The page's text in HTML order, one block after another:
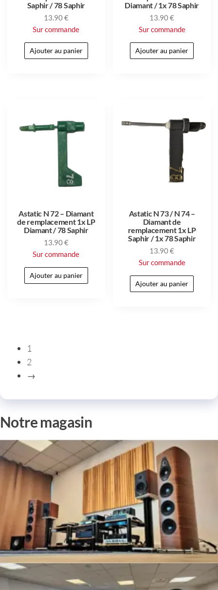
Saphir / 78 Saphir
13.90€
Sur commande
Ajouter au panier
Diamant / 1x 78 Saphir
13.90€
Sur commande
Ajouter au panier
Astatic N 72 – Diamant
de remplacement 1x LP
Diamant / 78 Saphir
13.90€
Sur commande
Ajouter au panier
Astatic N 73 / N 74 –
Diamant de
remplacement 1x LP
Saphir / 1x 78 Saphir
13.90€
Sur commande
Ajouter au panier
1
2
→
Notre magasin